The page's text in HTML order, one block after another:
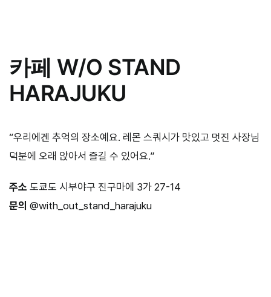
카페 W/O STAND
HARAJUKU
“우리에겐 추억의 장소예요. 레몬 스쿼시가 맛있고 멋진 사장님
덕분에 오래 앉아서 즐길 수 있어요.”
주소 도쿄도 시부야구 진구마에 3가 27-14
문의 @with_out_stand_harajuku